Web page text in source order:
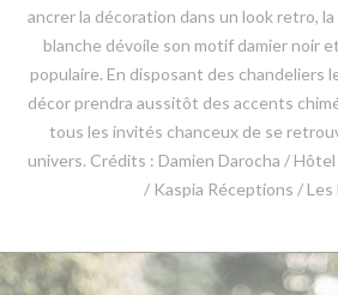
ancrer la décoration dans un look retro,
blanche dévoile son motif damier noir
populaire. En disposant des chandeliers
décor prendra aussitôt des accents
tous les invités chanceux de se
univers. Crédits : Damien Darocha /
/ Kaspia Réceptions / Les